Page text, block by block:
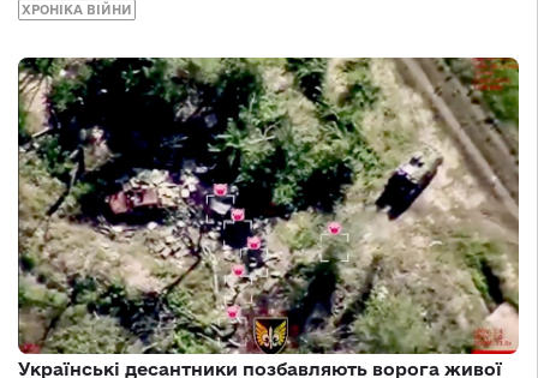
ХРОНІКА ВІЙНИ
Українські десантники позбавляють ворога живої